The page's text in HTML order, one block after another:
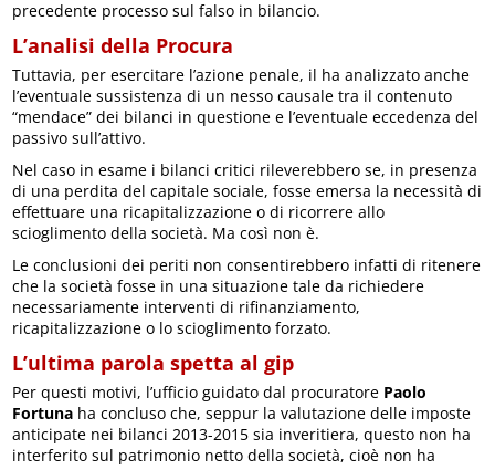
precedente processo sul falso in bilancio.
L’analisi della Procura
Tuttavia, per esercitare l’azione penale, il ha analizzato anche
l’eventuale sussistenza di un nesso causale tra il contenuto
“mendace” dei bilanci in questione e l’eventuale eccedenza del
passivo sull’attivo.
Nel caso in esame i bilanci critici rileverebbero se, in presenza
di una perdita del capitale sociale, fosse emersa la necessità di
effettuare una ricapitalizzazione o di ricorrere allo
scioglimento della società. Ma così non è.
Le conclusioni dei periti non consentirebbero infatti di ritenere
che la società fosse in una situazione tale da richiedere
necessariamente interventi di rifinanziamento,
ricapitalizzazione o lo scioglimento forzato.
L’ultima parola spetta al gip
Per questi motivi, l’ufficio guidato dal procuratore Paolo
Fortuna ha concluso che, seppur la valutazione delle imposte
anticipate nei bilanci 2013-2015 sia inveritiera, questo non ha
interferito sul patrimonio netto della società, cioè non ha